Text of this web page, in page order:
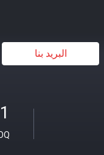
البريد بنا
1 مجموعة